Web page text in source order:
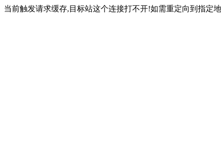
当前触发请求缓存,目标站这个连接打不开!如需重定向到指定